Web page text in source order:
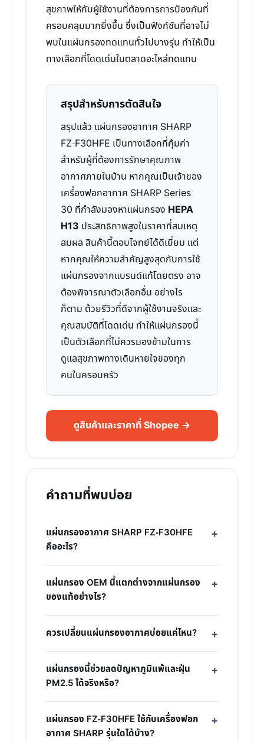
สุขภาพให้กับผู้ใช้งานที่ต้องการการป้องกันที่
ครอบคลุมมากยิ่งขึ้น ซึ่งเป็นฟังก์ชันที่อาจไม่
พบในแผ่นกรองทดแทนทั่วไปบางรุ่น ทำให้เป็น
ทางเลือกที่โดดเด่นในตลาดอะไหล่ทดแทน
สรุปสำหรับการตัดสินใจ
สรุปแล้ว แผ่นกรองอากาศ SHARP
FZ-F30HFE เป็นทางเลือกที่คุ้มค่า
สำหรับผู้ที่ต้องการรักษาคุณภาพ
อากาศภายในบ้าน หากคุณเป็นเจ้าของ
เครื่องฟอกอากาศ SHARP Series
30 ที่กำลังมองหาแผ่นกรอง HEPA
H13 ประสิทธิภาพสูงในราคาที่สมเหตุ
สมผล สินค้านี้ตอบโจทย์ได้ดีเยี่ยม แต่
หากคุณให้ความสำคัญสูงสุดกับการใช้
แผ่นกรองจากแบรนด์แท้โดยตรง อาจ
ต้องพิจารณาตัวเลือกอื่น อย่างไร
ก็ตาม ด้วยรีวิวที่ดีจากผู้ใช้งานจริงและ
คุณสมบัติที่โดดเด่น ทำให้แผ่นกรองนี้
เป็นตัวเลือกที่ไม่ควรมองข้ามในการ
ดูแลสุขภาพทางเดินหายใจของทุก
คนในครอบครัว
ดูสินค้าและราคาที่ Shopee →
คำถามที่พบบ่อย
แผ่นกรองอากาศ SHARP FZ-F30HFE
คืออะไร?
แผ่นกรอง OEM นี้แตกต่างจากแผ่นกรอง
ของแท้อย่างไร?
ควรเปลี่ยนแผ่นกรองอากาศบ่อยแค่ไหน?
แผ่นกรองนี้ช่วยลดปัญหาภูมิแพ้และฝุ่น
PM2.5 ได้จริงหรือ?
แผ่นกรอง FZ-F30HFE ใช้กับเครื่องฟอก
อากาศ SHARP รุ่นใดได้บ้าง?